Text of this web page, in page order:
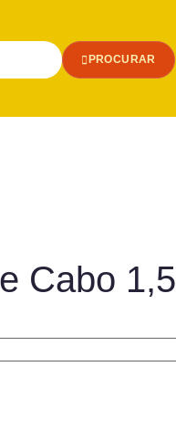
PROCURAR
Cabo